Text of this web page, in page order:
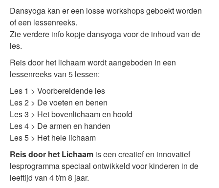
Dansyoga kan er een losse workshops geboekt worden
of een lessenreeks.
Zie verdere info kopje dansyoga voor de inhoud van de
les.
Reis door het lichaam wordt aangeboden in een
lessenreeks van 5 lessen:
Les 1 > Voorbereidende les
Les 2 > De voeten en benen
Les 3 > Het bovenlichaam en hoofd
Les 4 > De armen en handen
Les 5 > Het hele lichaam
Reis door het Lichaam is een creatief en innovatief
lesprogramma speciaal ontwikkeld voor kinderen in de
leeftijd van 4 t/m 8 jaar.